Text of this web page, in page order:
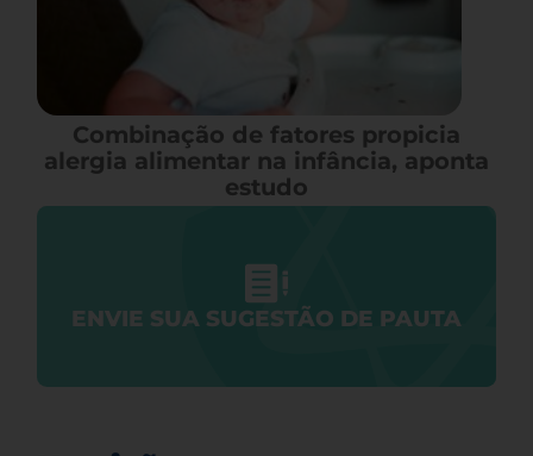
Combinação de fatores propicia
alergia alimentar na infância, aponta
estudo
ENVIE SUA SUGESTÃO DE PAUTA